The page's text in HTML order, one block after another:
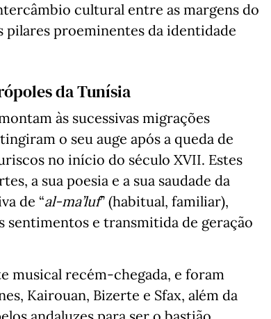
cultural entre as margens do
pilares proeminentes da identidade
da Tunísia
às sucessivas migrações
o seu auge após a queda de
no início do século XVII. Estes
a sua poesia e a sua saudade da
de “al-ma’luf” (habitual, familiar),
sentimentos e transmitida de geração
musical recém-chegada, e foram
Kairouan, Bizerte e Sfax, além da